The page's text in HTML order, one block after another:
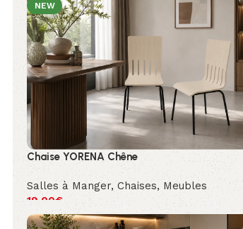
NEW
Chaise YORENA Chêne
Salles à Manger, Chaises, Meubles
19.00€